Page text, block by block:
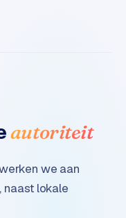
autoriteit
we aan
naast lokale